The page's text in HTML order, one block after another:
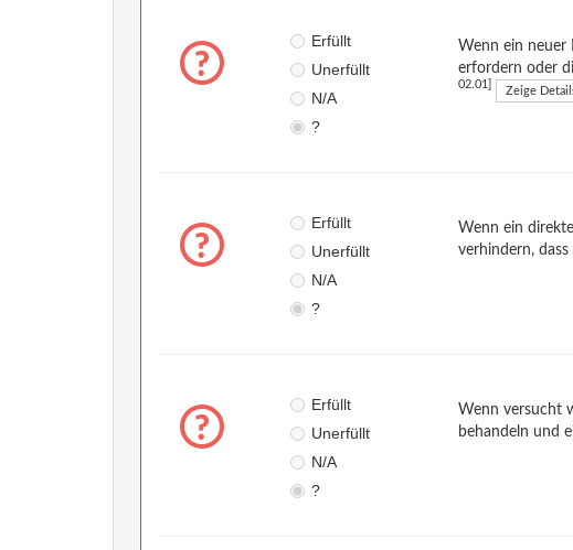
Erfüllt
Unerfüllt
N/A
?
Wenn ein neuer
erfordern oder
02.01] Zeige
Erfüllt
Unerfüllt
N/A
?
Wenn ein
verhindern,
Erfüllt
Unerfüllt
N/A
?
Wenn versucht
behandeln und